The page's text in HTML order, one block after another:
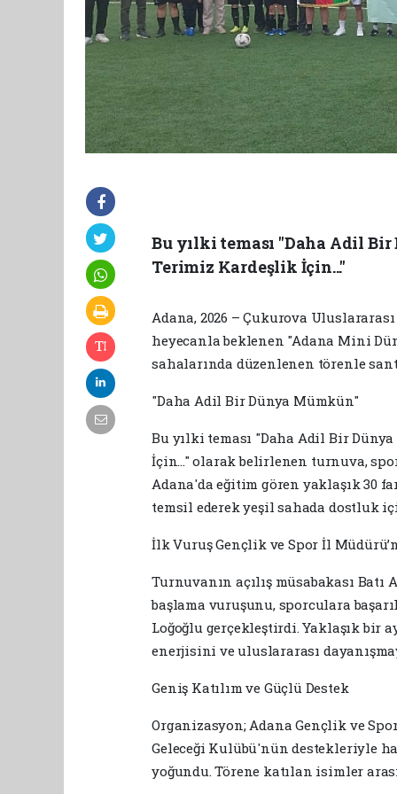
Bu yılki teması "Daha Adil
Terimiz Kardeşlik İçin..."
Adana, 2026 – Çukurova
heyecanla beklenen "Adana Mini
sahalarında düzenlenen törenle
​"Daha Adil Bir Dünya Mümkün"
​Bu yılki teması "Daha Adil Bir
İçin..." olarak belirlenen turnuva,
Adana'da eğitim gören yaklaşık 30
temsil ederek yeşil sahada dostluk
​İlk Vuruş Gençlik ve Spor İl
​Turnuvanın açılış müsabakası
başlama vuruşunu, sporculara
Loğoğlu gerçekleştirdi. Yaklaşık
enerjisini ve uluslararası
​Geniş Katılım ve Güçlü Destek
​Organizasyon; Adana Gençlik ve
Geleceği Kulübü'nün destekleriyle
yoğundu. Törene katılan isimler